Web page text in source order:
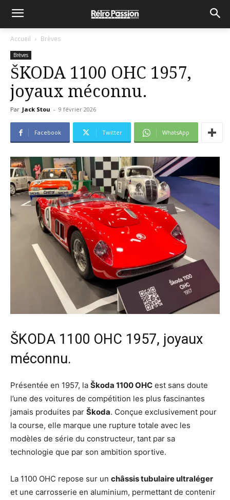
Accueil Brèves
Brèves
ŠKODA 1100 OHC 1957,
joyaux méconnu.
Par Jack Stou - 9 février 2026
Facebook Twitter WhatsApp
ŠKODA 1100 OHC 1957, joyaux
méconnu.
Présentée en 1957, la Škoda 1100 OHC est sans doute
l’une des voitures de compétition les plus fascinantes
jamais produites par Škoda. Conçue exclusivement pour
la course, elle marque une rupture totale avec les
modèles de série du constructeur, tant par sa
technologie que par son ambition sportive.
La 1100 OHC repose sur un châssis tubulaire ultraléger
et une carrosserie en aluminium, permettant de contenir